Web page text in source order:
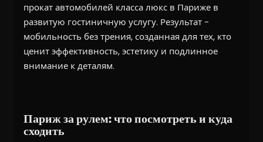
прокат автомобилей класса люкс в Париже в
развитую гостиничную услугу. Результат -
мобильность без трения, созданная для тех, кто
ценит эффективность, эстетику и подлинное
внимание к деталям.
Париж за рулем: что посмотреть и куда
сходить